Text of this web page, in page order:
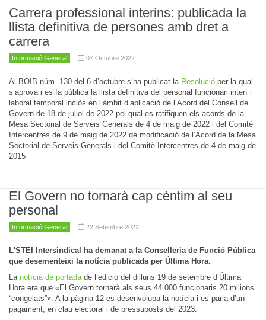
Carrera professional interins: publicada la
llista definitiva de persones amb dret a
carrera
Informació General 07 Octubre 2022
Al BOIB núm. 130 del 6 d’octubre s’ha publicat la Resolució per la qual
s’aprova i es fa pública la llista definitiva del personal funcionari interí i
laboral temporal inclòs en l’àmbit d’aplicació de l’Acord del Consell de
Govern de 18 de juliol de 2022 pel qual es ratifiquen els acords de la
Mesa Sectorial de Serveis Generals de 4 de maig de 2022 i del Comitè
Intercentres de 9 de maig de 2022 de modificació de l’Acord de la Mesa
Sectorial de Serveis Generals i del Comitè Intercentres de 4 de maig de
2015
El Govern no tornarà cap cèntim al seu
personal
Informació General 22 Setembre 2022
L'STEI Intersindical ha demanat a la Conselleria de Funció Pública
que desementeixi la notícia publicada per Última Hora.
La notícia de portadade l’edició del dilluns 19 de setembre d’Última
Hora era que «El Govern tornarà als seus 44.000 funcionaris 20 milions
“congelats”». A la pàgina 12 es desenvolupa la notícia i es parla d’un
pagament, en clau electoral i de pressuposts del 2023.